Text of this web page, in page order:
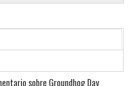
sobre Groundhog Day